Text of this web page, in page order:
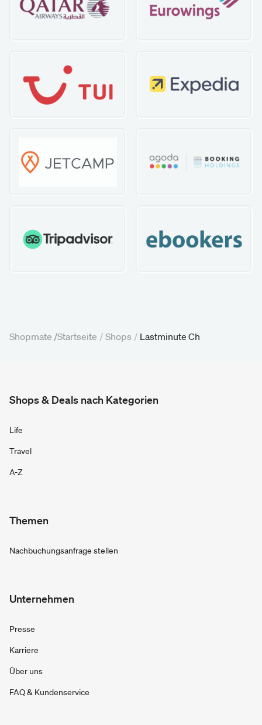
Shopmate /Startseite / Shops / Lastminute Ch
Shops & Deals nach Kategorien
Life
Travel
A-Z
Themen
Nachbuchungsanfrage stellen
Unternehmen
Presse
Karriere
Über uns
FAQ & Kundenservice